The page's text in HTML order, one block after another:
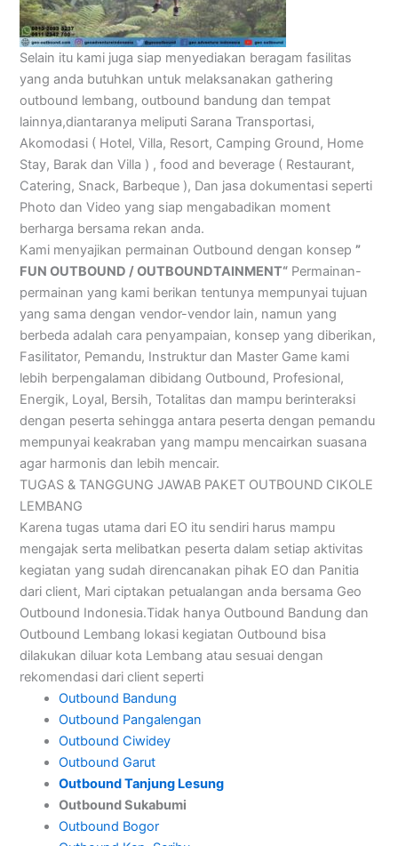
Selain itu kami juga siap menyediakan beragam fasilitas
yang anda butuhkan untuk melaksanakan gathering
outbound lembang, outbound bandung dan tempat
lainnya,diantaranya meliputi Sarana Transportasi,
Akomodasi ( Hotel, Villa, Resort, Camping Ground, Home
Stay, Barak dan Villa ) , food and beverage ( Restaurant,
Catering, Snack, Barbeque ), Dan jasa dokumentasi seperti
Photo dan Video yang siap mengabadikan moment
berharga bersama rekan anda.
Kami menyajikan permainan Outbound dengan konsep”
FUN OUTBOUND / OUTBOUNDTAINMENT“ Permainan-
permainan yang kami berikan tentunya mempunyai tujuan
yang sama dengan vendor-vendor lain, namun yang
berbeda adalah cara penyampaian, konsep yang diberikan,
Fasilitator, Pemandu, Instruktur dan Master Game kami
lebih berpengalaman dibidang Outbound, Profesional,
Energik, Loyal, Bersih, Totalitas dan mampu berinteraksi
dengan peserta sehingga antara peserta dengan pemandu
mempunyai keakraban yang mampu mencairkan suasana
agar harmonis dan lebih mencair.
TUGAS & TANGGUNG JAWAB PAKET OUTBOUND CIKOLE
LEMBANG
Karena tugas utama dari EO itu sendiri harus mampu
mengajak serta melibatkan peserta dalam setiap aktivitas
kegiatan yang sudah direncanakan pihak EO dan Panitia
dari client, Mari ciptakan petualangan anda bersama Geo
Outbound Indonesia.Tidak hanya Outbound Bandung dan
Outbound Lembang lokasi kegiatan Outbound bisa
dilakukan diluar kota Lembang atau sesuai dengan
rekomendasi dari client seperti
Outbound Bandung
Outbound Pangalengan
Outbound Ciwidey
Outbound Garut
Outbound Tanjung Lesung
Outbound Sukabumi
Outbound Bogor